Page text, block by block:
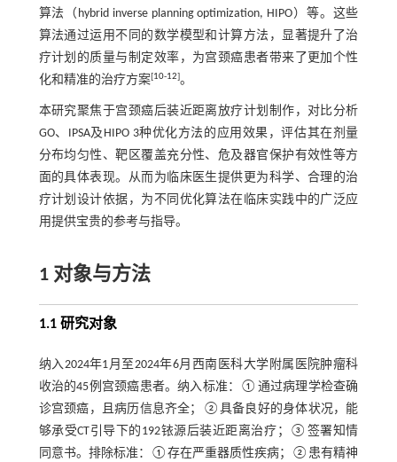
算法（hybrid inverse planning optimization, HIPO）等。这些
算法通过运用不同的数学模型和计算方法，显著提升了治
疗计划的质量与制定效率，为宫颈癌患者带来了更加个性
化和精准的治疗方案[10-12]。
本研究聚焦于宫颈癌后装近距离放疗计划制作，对比分析
GO、IPSA及HIPO 3种优化方法的应用效果，评估其在剂量
分布均匀性、靶区覆盖充分性、危及器官保护有效性等方
面的具体表现。从而为临床医生提供更为科学、合理的治
疗计划设计依据，为不同优化算法在临床实践中的广泛应
用提供宝贵的参考与指导。
1 对象与方法
1.1 研究对象
纳入2024年1月至2024年6月西南医科大学附属医院肿瘤科
收治的45例宫颈癌患者。纳入标准：①通过病理学检查确
诊宫颈癌，且病历信息齐全；②具备良好的身体状况，能
够承受CT引导下的192铱源后装近距离治疗；③签署知情
同意书。排除标准：①存在严重器质性疾病；②患有精神